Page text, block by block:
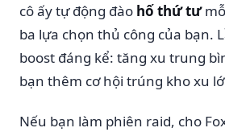
cô ấy tự động đào hố thứ tư
ba lựa chọn thủ công của bạn.
boost đáng kể: tăng xu trung
bạn thêm cơ hội trúng kho xu
Nếu bạn làm phiên raid, cho